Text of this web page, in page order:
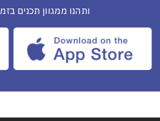
ותהנו ממגוון תכנים